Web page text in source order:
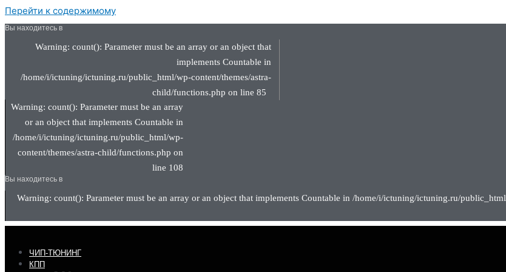
Перейти к содержимому
Вы находитесь в
Warning: count(): Parameter must be an array or an object that
implements Countable in
/home/i/ictuning/ictuning.ru/public_html/wp-content/themes/astra-
child/functions.php on line 85
Warning: count(): Parameter must be an array
or an object that implements Countable in
/home/i/ictuning/ictuning.ru/public_html/wp-
content/themes/astra-child/functions.php on
line 108
Вы находитесь в
Warning: count(): Parameter must be an array or an object that implements Countable in /home/i/ictuning/ictuning.ru/
ЧИП-ТЮНИНГ
КПП